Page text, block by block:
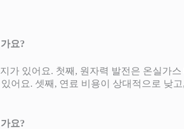
요?
가 있어요. 첫째, 원자력 발전은 온실가
어요. 셋째, 연료 비용이 상대적으로 낮
요?